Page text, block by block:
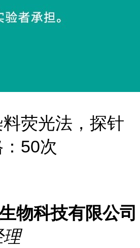
荧光法，探针
50次
物科技有限公司
理